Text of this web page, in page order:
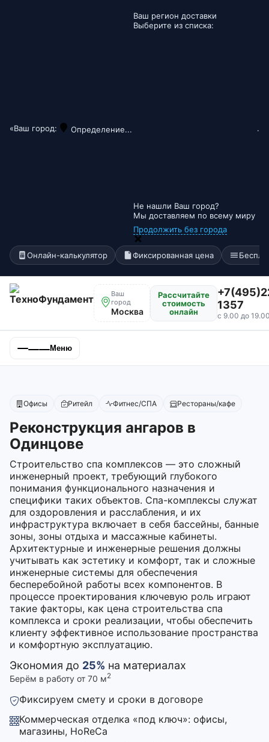
«Ваш город: Определение...
Ваш регион доставки
Выберите из списка:
Не нашли Ваш город?
Мы доставляем по всему миру
Продолжить без города
.
Онлайн-калькулятор Фиксированная цена
Ваш
город
Москва
Рассчитайте
стоимость
онлайн
1357
с 9.00 до
Меню
Офисы Ритейл Фитнес/СПА Рестораны/кафе
Реконструкция ангаров в
Одинцове
Строительство спа комплексов — это сложный
инженерный проект, требующий глубокого
понимания функционального назначения и
специфики таких объектов. Спа-комплексы служат
для оздоровления и расслабления, и их
инфраструктура включает в себя бассейны, банные
зоны, зоны отдыха и массажные кабинеты.
Архитектурные и инженерные решения должны
учитывать как эстетику и комфорт, так и сложные
инженерные системы для обеспечения
бесперебойной работы всех компонентов. В
процессе проектирования ключевую роль играют
такие факторы, как цена строительства спа
комплекса и сроки реализации, чтобы обеспечить
клиенту эффективное использование пространства
и комфортную эксплуатацию.
Экономия до 25% на материалах
Берём в работу от 70 м2
Фиксируем смету и сроки в договоре
Коммерческая отделка «под ключ»: офисы,
магазины, HoReCa